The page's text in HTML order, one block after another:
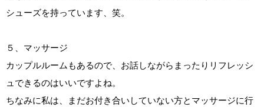
シューズを持っています、笑。
５、マッサージ
カップルルームもあるので、お話しながらまったりリフレッシ
ュできるのはいいですよね。
ちなみに私は、まだお付き合いしていない方とマッサージに行